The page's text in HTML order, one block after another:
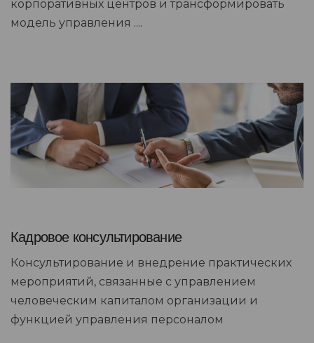
корпоративных центров и трансформировать
модель управления ....
Кадровое консультирование
Консультирование и внедрение практических
мероприятий, связанные с управлением
человеческим капиталом организации и
функцией управления персоналом